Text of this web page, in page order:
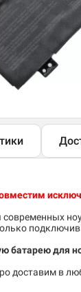
батарею для
доставим в